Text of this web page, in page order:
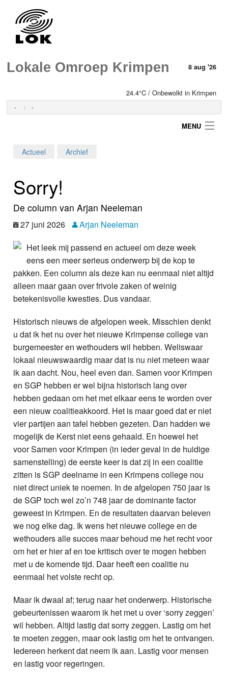
Lokale Omroep Krimpen 8 aug '26
24.4°C / Onbewolkt in Krimpen
- -
MENU
Home
Programma's
Foto's
Video
Info
Actueel Archief
Sorry!
De column van Arjan Neeleman
27 juni 2026
Arjan Neeleman
Het leek mij passend en actueel om deze week
eens een meer serieus onderwerp bij de kop te
pakken. Een column als deze kan nu eenmaal niet altijd
alleen maar gaan over frivole zaken of weinig
betekenisvolle kwesties. Dus vandaar.
Historisch nieuws de afgelopen week. Misschien denkt
u dat ik het nu over het nieuwe Krimpense college van
burgemeester en wethouders wil hebben. Weliswaar
lokaal nieuwswaardig maar dat is nu niet meteen waar
ik aan dacht. Nou, heel even dan. Samen voor Krimpen
en SGP hebben er wel bijna historisch lang over
hebben gedaan om het met elkaar eens te worden over
een nieuw coalitieakkoord. Het is maar goed dat er niet
vier partijen aan tafel hebben gezeten. Dan hadden we
mogelijk de Kerst niet eens gehaald. En hoewel het
voor Samen voor Krimpen (in ieder geval in de huidige
samenstelling) de eerste keer is dat zij in een coalitie
zitten is SGP deelname in een Krimpens college nou
niet direct uniek te noemen. In de afgelopen 750 jaar is
de SGP toch wel zo’n 748 jaar de dominante factor
geweest in Krimpen. En de resultaten daarvan beleven
we nog elke dag. Ik wens het nieuwe college en de
wethouders alle succes maar behoud me het recht voor
om het er hier af en toe kritisch over te mogen hebben
met u de komende tijd. Daar heeft een coalitie nu
eenmaal het volste recht op.
Maar ik dwaal af; terug naar het onderwerp. Historische
gebeurtenissen waarom ik het met u over ‘sorry zeggen’
wil hebben. Altijd lastig dat sorry zeggen. Lastig om het
te moeten zeggen, maar ook lastig om het te ontvangen.
Iedereen herkent dat neem ik aan. Lastig voor mensen
en lastig voor regeringen.